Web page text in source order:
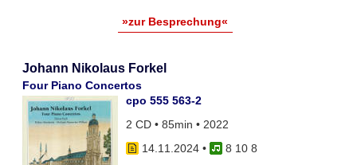
»zur Besprechung«
Johann Nikolaus Forkel
Four Piano Concertos
cpo 555 563-2
2 CD • 85min • 2022
14.11.2024•
8 10 8